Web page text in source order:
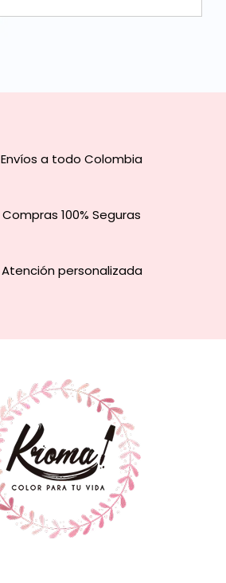
Envíos a todo Colombia
Compras 100% Seguras
Atención personalizada